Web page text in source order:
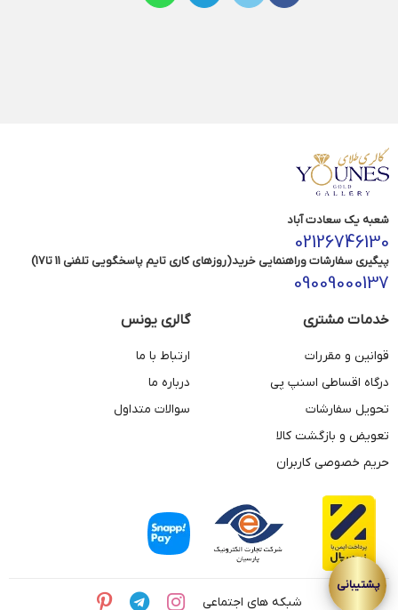
شعبه یک سعادت آباد
02126746130
پیگیری سفارشات وراهنمایی خرید(روزهای کاری تایم پاسخگویی تلفنی 11 تا17)
09009000137
خدمات مشتری
قوانین و مقررات
درگاه اقساطی اسنپ پی
تحویل سفارشات
تعویض و بازگشت کالا
حریم خصوصی کاربران
گالری یونس
ارتباط با ما
درباره ما
سوالات متداول
شبکه های اجتماعی